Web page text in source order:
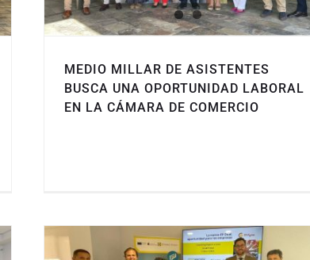
MEDIO MILLAR DE ASISTENTES
BUSCA UNA OPORTUNIDAD LABORAL
EN LA CÁMARA DE COMERCIO